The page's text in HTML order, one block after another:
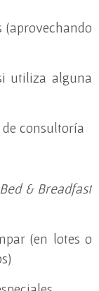
(aprovechando
utiliza alguna
consultoría
Bed & Breadfast
(en lotes o